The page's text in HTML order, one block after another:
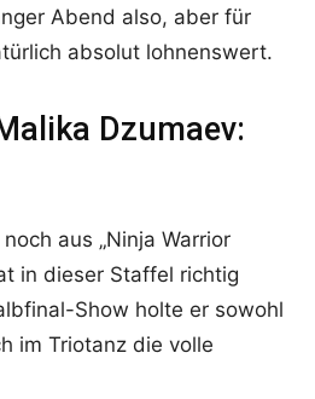
Abend also, aber für
absolut lohnenswert.
Dzumaev:
aus „Ninja Warrior
in dieser Staffel richtig
Show holte er sowohl
im Triotanz die volle